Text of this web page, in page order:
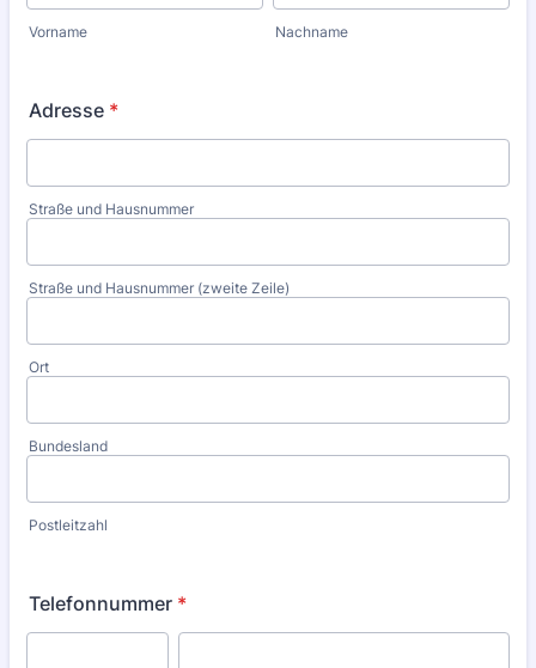
Vorname Nachname
Adresse *
Straße und Hausnummer
Straße und Hausnummer (zweite Zeile)
Ort
Bundesland
Postleitzahl
Telefonnummer *